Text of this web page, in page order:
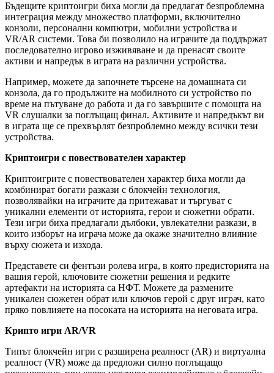
Бъдещите криптоигри биха могли да предлагат безпроблемна
интеграция между множество платформи, включително
конзоли, персонални компютри, мобилни устройства и
VR/AR системи. Това би позволило на играчите да поддържат
последователно игрово изживяване и да пренасят своите
активи и напредък в играта на различни устройства.
Например, можете да започнете търсене на домашната си
конзола, да го продължите на мобилното си устройство по
време на пътуване до работа и да го завършите с помощта на
VR слушалки за поглъщащ финал. Активите и напредъкът ви
в играта ще се прехвърлят безпроблемно между всички тези
устройства.
Криптоигри с повествователен характер
Криптоигрите с повествователен характер биха могли да
комбинират богати разкази с блокчейн технология,
позволявайки на играчите да притежават и търгуват с
уникални елементи от историята, герои и сюжетни обрати.
Тези игри биха предлагали дълбоки, увлекателни разкази, в
които изборът на играча може да окаже значително влияние
върху сюжета и изхода.
Представете си фентъзи ролева игра, в която предисторията на
вашия герой, ключовите сюжетни решения и редките
артефакти на историята са НФТ. Можете да размените
уникален сюжетен обрат или ключов герой с друг играч, като
пряко повлияете на посоката на историята на неговата игра.
Крипто игри AR/VR
Типът блокчейн игри с разширена реалност (AR) и виртуална
реалност (VR) може да предложи силно поглъщащо